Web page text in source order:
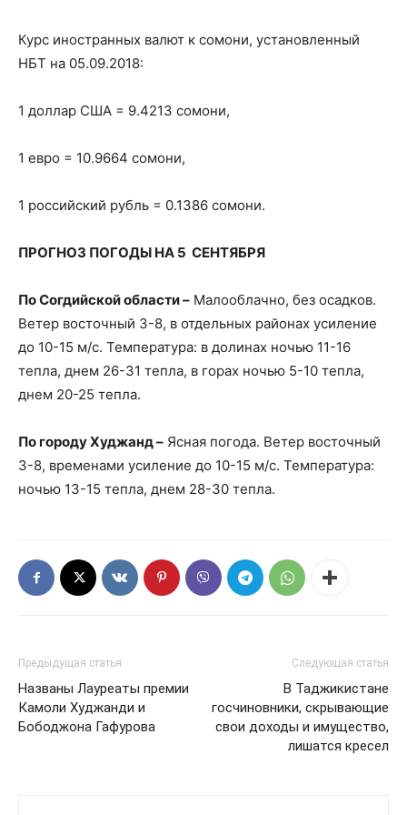
Курс иностранных валют к сомони, установленный
НБТ на 05.09.2018:
1 доллар США = 9.4213 сомони,
1 евро = 10.9664 сомони,
1 российский рубль = 0.1386 сомони.
ПРОГНОЗ ПОГОДЫ НА 5 СЕНТЯБРЯ
По Согдийской области – Малооблачно, без осадков.
Ветер восточный 3-8, в отдельных районах усиление
до 10-15 м/с. Температура: в долинах ночью 11-16
тепла, днем 26-31 тепла, в горах ночью 5-10 тепла,
днем 20-25 тепла.
По городу Худжанд – Ясная погода. Ветер восточный
3-8, временами усиление до 10-15 м/с. Температура:
ночью 13-15 тепла, днем 28-30 тепла.
Предыдущая статья
Названы Лауреаты премии
Камоли Худжанди и
Бободжона Гафурова
Следующая статья
В Таджикистане
госчиновники, скрывающие
свои доходы и имущество,
лишатся кресел